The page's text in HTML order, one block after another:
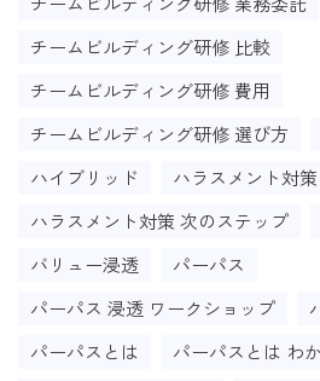
チームビルディング研修 比較
チームビルディング研修 費用
チームビルディング研修 選び方
ハイブリッド
ハラスメント対策
ハラスメント対策 次のステップ
バリュー浸透
パーパス
パーパス 浸透 ワークショップ
パーパスとは
パーパスとは わ